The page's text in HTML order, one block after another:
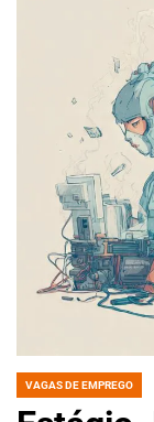
POSTED
VAGAS DE EMPREGO